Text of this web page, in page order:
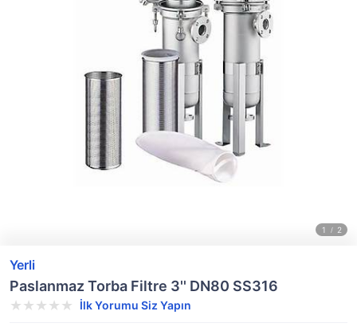
Yerli
Paslanmaz Torba Filtre 3'' DN80 SS316
İlk Yorumu Siz Yapın